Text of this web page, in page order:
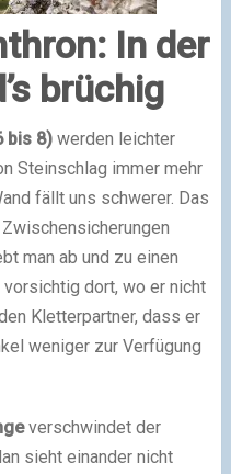
In der
brüchig
bis 8)werden leichter
Steinschlag immer mehr
fällt uns schwerer. Das
man ab und zu einen
dort, wo er nicht
Kletterpartner, dass er
weniger zur Verfügung
verschwindet der
sieht einander nicht